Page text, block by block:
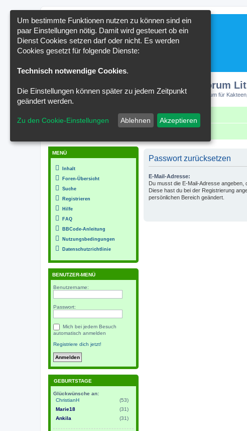
Kakteenforum
Forum für
Passwort zurücksetzen
E-Mail-Adresse:
Du musst die E-Mail-Adresse angeben,
Diese hast du bei der Registrierung
persönlichen Bereich geändert.
MENÜ
Inhalt
Foren-Übersicht
Suche
Registrieren
Hilfe
FAQ
BBCode-Anleitung
Nutzungsbedingungen
Datenschutzrichtlinie
BENUTZER-MENÜ
Benutzername:
Passwort:
Mich bei jedem Besuch
automatisch anmelden
Registriere dich jetzt!
GEBURTSTAGE
Glückwünsche an:
ChristianH
(53)
Marie18
(31)
Ankila
(31)
Um bestimmte Funktionen nutzen zu können sind ein
paar Einstellungen nötig. Damit wird gesteuert ob ein
Dienst Cookies setzen darf oder nicht. Es werden
Cookies gesetzt für folgende Dienste:
Technisch notwendige Cookies.
Die Einstellungen können später zu jedem Zeitpunkt
geändert werden.
Zu den Cookie-Einstellungen Ablehnen Akzeptieren